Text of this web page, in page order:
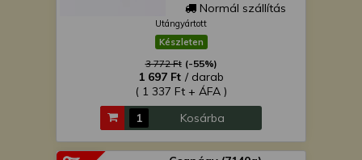
Normál szállítás
Utángyártott
Készleten
3 772 Ft (-55%)
1 697 Ft / darab
( 1 337 Ft + ÁFA )
Kosárba